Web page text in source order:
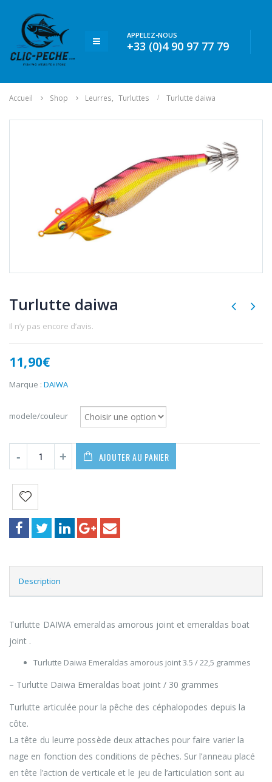
APPELEZ-NOUS
+33 (0)4 90 97 77 79
Accueil Shop Leurres Turluttes Turlutte daiwa
Turlutte daiwa
Il n’y pas encore d’avis.
11,90€
Marque : DAIWA
modele/couleur
AJOUTER AU PANIER
Description
Turlutte DAIWA emeraldas amorous joint et emeraldas boat
joint .
Turlutte Daiwa Emeraldas amorous joint 3.5 / 22,5 grammes
– Turlutte Daiwa Emeraldas boat joint / 30 grammes
Turlutte articulée pour la pêche des céphalopodes depuis la
côte.
La tête du leurre possède deux attaches pour faire varier la
nage en fonction des conditions de pêches. Sur l’anneau placé
en tête l’action de verticale et le jeu de l’articulation sont au